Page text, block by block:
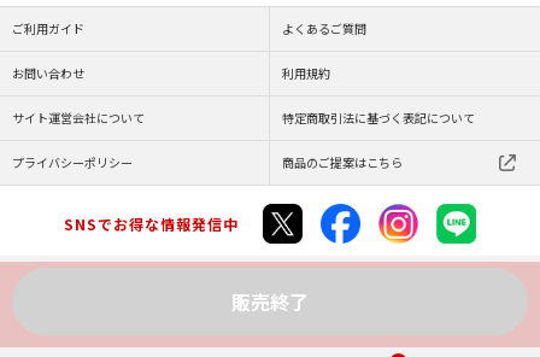
販売終了
ご利用ガイド よくあるご質問
お問い合わせ 利用規約
サイト運営会社について 特定商取引法に基づく表記について
プライバシーポリシー 商品のご提案はこちら
SNSでお得な情報発信中